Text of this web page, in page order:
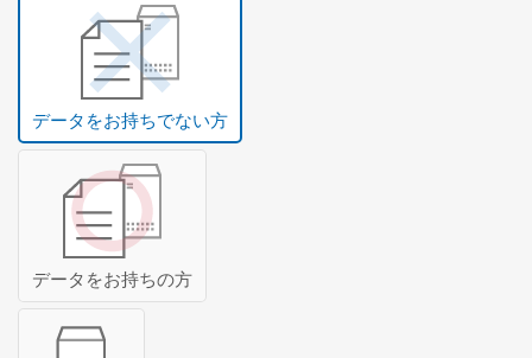
ご注文の流れ
納期について
配送・送料について
お支払い方法について
キャンセル・返品・交換について
よくある質問
データをお持ちでない方
データをお持ちの方